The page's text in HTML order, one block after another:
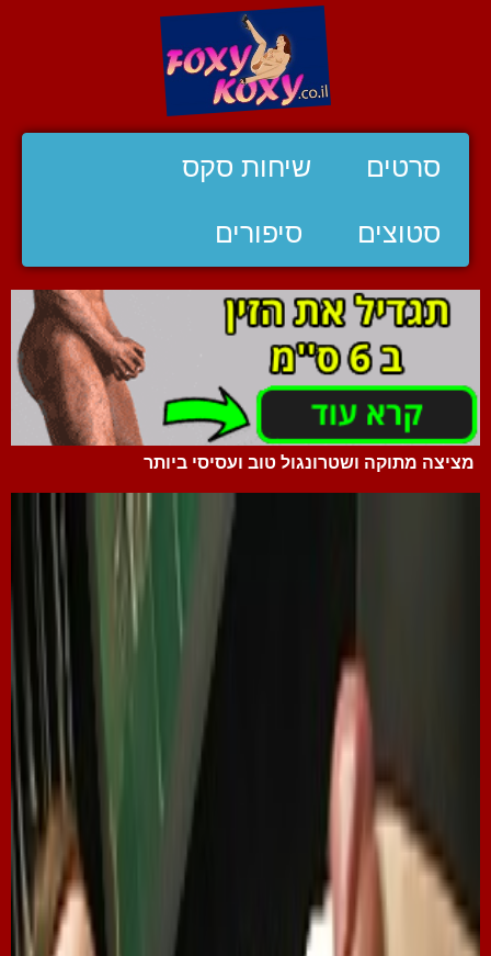
סרטים שיחות סקס
סטוצים סיפורים
מציצה מתוקה ושטרונגול טוב ועסיסי ביותר